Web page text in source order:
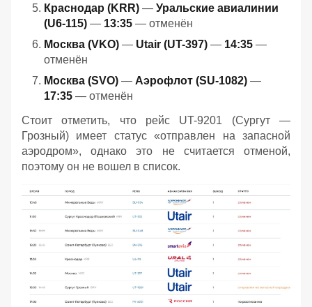
Краснодар (KRR) — Уральские авиалинии
(U6-115) — 13:35 — отменён
Москва (VKO) — Utair (UT-397) — 14:35 —
отменён
Москва (SVO) — Аэрофлот (SU-1082) —
17:35 — отменён
Стоит отметить, что рейс UT-9201 (Сургут —
Грозный) имеет статус «отправлен на запасной
аэродром», однако это не считается отменой,
поэтому он не вошел в список.